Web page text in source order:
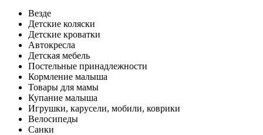
Везде
Детские коляски
Детские кроватки
Автокресла
Детская мебель
Постельные принадлежности
Кормление малыша
Товары для мамы
Купание малыша
Игрушки, карусели, мобили, коврики
Велосипеды
Санки